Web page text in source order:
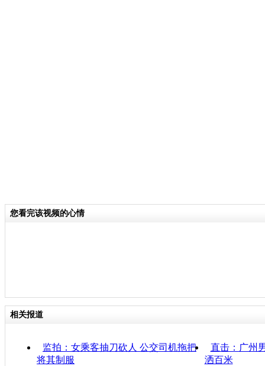
您看完该视频的心情
相关报道
监拍：女乘客抽刀砍人 公交司机拖把
将其制服
直击：广州
洒百米